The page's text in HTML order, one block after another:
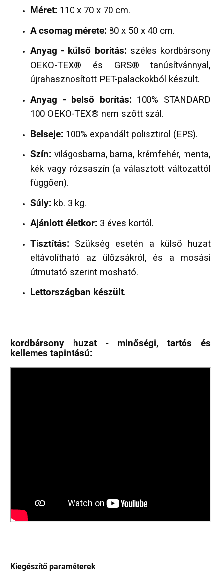
Méret: 110 x 70 x 70 cm.
A csomag mérete: 80 x 50 x 40 cm.
Anyag - külső borítás:széles kordbársony
OEKO-TEX® és GRS® tanúsítvánnyal,
újrahasznosított PET-palackokból készült.
Anyag - belső borítás:100% STANDARD
100 OEKO-TEX® nem szőtt szál.
Belseje: 100% expandált polisztirol (EPS).
Szín: világosbarna, barna, krémfehér, menta,
kék vagy rózsaszín (a választott változattól
függően).
Súly: kb. 3 kg.
Ajánlott életkor: 3 éves kortól.
Tisztítás: Szükség esetén a külső huzat
eltávolítható az ülőzsákról, és a mosási
útmutató szerint mosható.
Lettországban készült.
kordbársony huzat - minőségi, tartós és
kellemes tapintású:
Kiegészítő paraméterek